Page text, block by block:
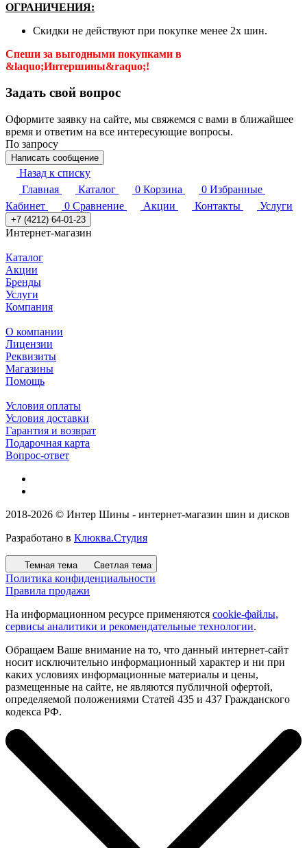
ОГРАНИЧЕНИЯ:
Скидки не действуют при покупке менее 2х шин.
Спеши за выгодными покупками в
&laquo;Интершины&raquo;!
Задать свой вопрос
Оформите заявку на сайте, мы свяжемся с вами в ближайшее
время и ответим на все интересующие вопросы.
По запросу
Написать сообщение
Назад к списку
Главная
Каталог 0 Корзина 0 Избранные
Кабинет
0 Сравнение Акции Контакты Услуги
+7 (4212) 64-01-23
Интернет-магазин
Каталог
Акции
Бренды
Услуги
Компания
О компании
Лицензии
Реквизиты
Магазины
Помощь
Условия оплаты
Условия доставки
Гарантия и возврат
Подарочная карта
Вопрос-ответ
2018-2026 © Интер Шины - интернет-магазин шин и дисков
Разработано в Клюква.Студия
Темная тема Светлая тема
Политика конфиденциальности
Правила продажи
На информационном ресурсе применяются cookie-файлы,
сервисы аналитики и рекомендательные технологии.
Обращаем Ваше внимание на то, что данный интернет-сайт
носит исключительно информационный характер и ни при
каких условиях информационные материалы и цены,
размещенные на сайте, не являются публичной офертой,
определяемой положениями Статей 435 и 437 Гражданского
кодекса РФ.